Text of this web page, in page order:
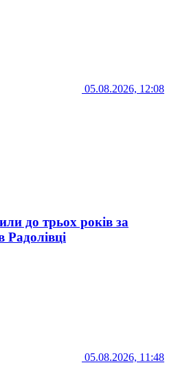
05.08.2026, 12:08
до трьох років за
05.08.2026, 11:48